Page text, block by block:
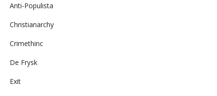
Anti-Populista
Christianarchy
Crimethinc
De Frysk
Exit